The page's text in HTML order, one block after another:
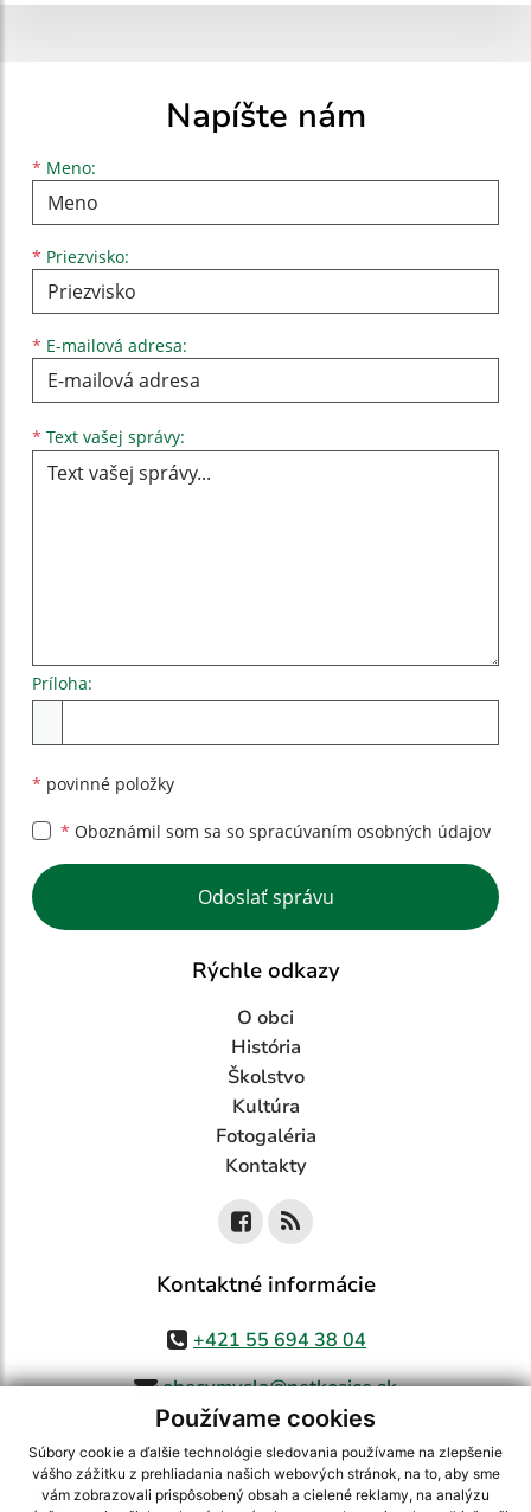
Používame cookies
Súbory cookie a ďalšie technológie sledovania používame na zlepšenie
vášho zážitku z prehliadania našich webových stránok, na to, aby sme
vám zobrazovali prispôsobený obsah a cielené reklamy, na analýzu
Napíšte nám
* Meno:
Meno
* Priezvisko:
Priezvisko
* E-mailová adresa:
E-mailová adresa
* Text vašej správy:
Príloha:
* povinné položky
* Oboznámil som sa so spracúvaním osobných údajov
Google reCaptcha Response
Odoslať správu
Rýchle odkazy
O obci
História
Školstvo
Kultúra
Fotogaléria
Kontakty
Kontaktné informácie
+421 55 694 38 04
obecvmysla@netkosice.sk
využite možnosť získavania aktuálnych informácií s využitím RSS